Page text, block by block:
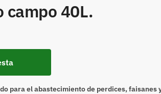
campo 40L.
para el abastecimiento de perdices, faisanes